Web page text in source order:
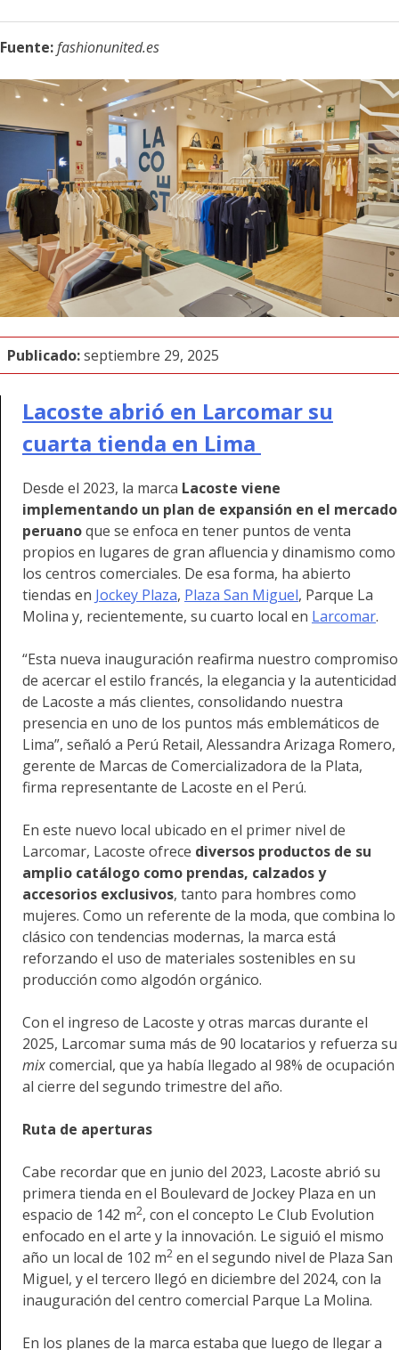
Fuente:fashionunited.es
Publicado:septiembre 29, 2025
Lacoste abrió en Larcomar su
cuarta tienda en Lima
Desde el 2023, la marca Lacoste viene
implementando un plan de expansión en el mercado
peruanoque se enfoca en tener puntos de venta
propios en lugares de gran afluencia y dinamismo como
los centros comerciales. De esa forma, ha abierto
tiendas en Jockey Plaza, Plaza San Miguel, Parque La
Molina y, recientemente, su cuarto local en Larcomar.
“Esta nueva inauguración reafirma nuestro compromiso
de acercar el estilo francés, la elegancia y la autenticidad
de Lacoste a más clientes, consolidando nuestra
presencia en uno de los puntos más emblemáticos de
Lima”, señaló a Perú Retail, Alessandra Arizaga Romero,
gerente de Marcas de Comercializadora de la Plata,
firma representante de Lacoste en el Perú.
En este nuevo local ubicado en el primer nivel de
Larcomar, Lacoste ofrece diversos productos de su
amplio catálogo como prendas, calzados y
accesorios exclusivos, tanto para hombres como
mujeres. Como un referente de la moda, que combina lo
clásico con tendencias modernas, la marca está
reforzando el uso de materiales sostenibles en su
producción como algodón orgánico.
Con el ingreso de Lacoste y otras marcas durante el
2025, Larcomar suma más de 90 locatarios y refuerza su
mixcomercial, que ya había llegado al 98% de ocupación
al cierre del segundo trimestre del año.
Ruta de aperturas
Cabe recordar que en junio del 2023, Lacoste abrió su
primera tienda en el Boulevard de Jockey Plaza en un
espacio de 142 m2, con el concepto Le Club Evolution
enfocado en el arte y la innovación. Le siguió el mismo
año un local de 102 m2 en el segundo nivel de Plaza San
Miguel, y el tercero llegó en diciembre del 2024, con la
inauguración del centro comercial Parque La Molina.
En los planes de la marca estaba que luego de llegar a